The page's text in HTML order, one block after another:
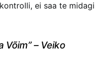
ei saa te midagi
Võim” – Veiko